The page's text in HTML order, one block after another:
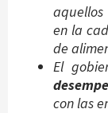
en la
de
El
con las